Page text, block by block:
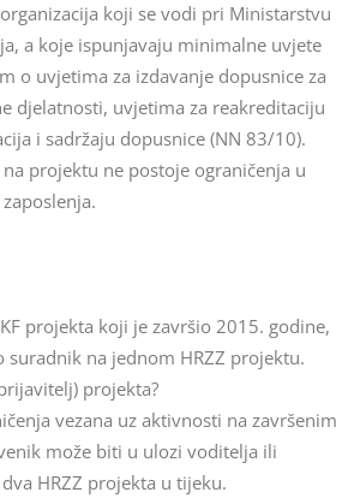
koji se vodi pri Ministarstvu
a koje ispunjavaju minimalne uvjete
o uvjetima za izdavanje dopusnice za
djelatnosti, uvjetima za reakreditaciju
i sadržaju dopusnice (NN 83/10).
projektu ne postoje ograničenja u
projekta koji je završio 2015. godine,
suradnik na jednom HRZZ projektu.
projekta?
vezana uz aktivnosti na završenim
može biti u ulozi voditelja ili
HRZZ projekta u tijeku.